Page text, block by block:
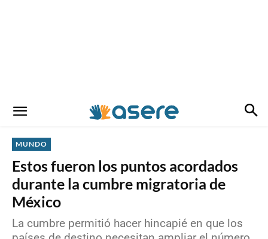
MUNDO
Estos fueron los puntos acordados
durante la cumbre migratoria de
México
La cumbre permitió hacer hincapié en que los